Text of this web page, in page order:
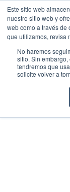
Este sitio web
nuestro sitio web y
web como a través de
que utilizamos, revisa
No haremos
sitio. Sin
tendremos que
solicite volver a